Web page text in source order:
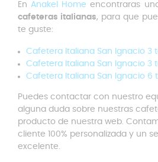
EnAnakel Home encontraras
cafeteras italianas, para que
te guste:
Cafetera Italiana San Ignacio 3
Cafetera Italiana San Ignacio 3
Cafetera Italiana San Ignacio 6
Puedes contactar con nuestro
alguna duda sobre nuestras
producto de nuestra web.
cliente 100% personalizada y un
excelente.